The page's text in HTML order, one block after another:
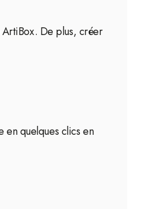
ArtiBox. De plus, créer
en quelques clics en